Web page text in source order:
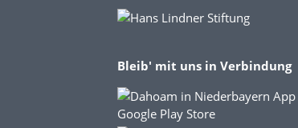
Bleib' mit uns in Verbindung